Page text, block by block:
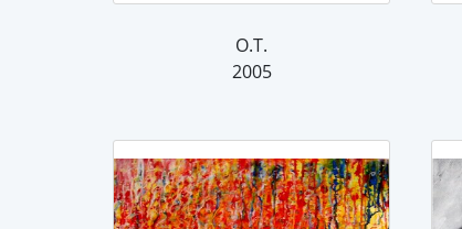
O.T.
2005